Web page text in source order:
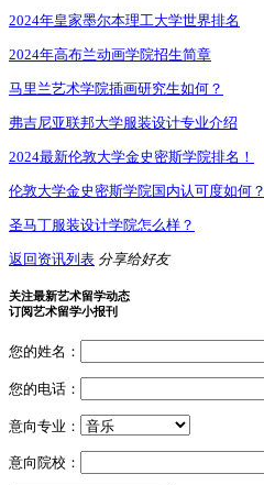
2024年皇家墨尔本理工大学世界排名
2024年高布兰动画学院招生简章
马里兰艺术学院插画研究生如何？
弗吉尼亚联邦大学服装设计专业介绍
2024最新伦敦大学金史密斯学院排名！
伦敦大学金史密斯学院国内认可度如何？
圣马丁服装设计学院怎么样？
返回资讯列表 分享给好友
关注最新艺术留学动态
订阅艺术留学小报刊
您的姓名：
您的电话：
意向专业：
意向院校：